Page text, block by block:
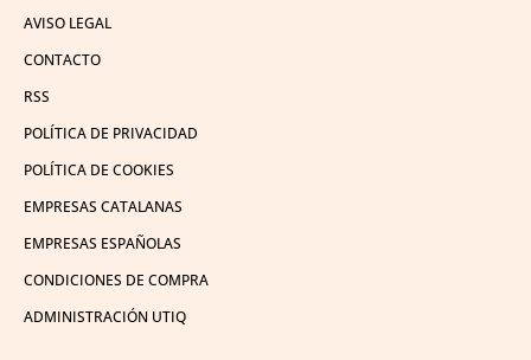
AVISO LEGAL
CONTACTO
RSS
POLÍTICA DE PRIVACIDAD
POLÍTICA DE COOKIES
EMPRESAS CATALANAS
EMPRESAS ESPAÑOLAS
CONDICIONES DE COMPRA
ADMINISTRACIÓN UTIQ